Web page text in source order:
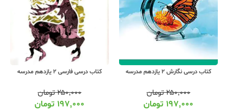
کتاب درسی نگارش 2 یازدهم مدرسه
۲۵۰,۰۰۰تومان
۱۹۷,۰۰۰ تومان
کتاب درسی فارسی 2 یازدهم مدرسه
۲۵۰,۰۰۰تومان
۱۹۷,۰۰۰ تومان